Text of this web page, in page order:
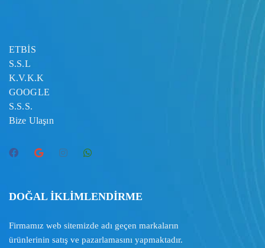
ETBİS
S.S.L
K.V.K.K
GOOGLE
S.S.S.
Bize Ulaşın
DOĞAL İKLİMLENDİRME
Firmamız web sitemizde adı geçen markaların
ürünlerinin satış ve pazarlamasını yapmaktadır.